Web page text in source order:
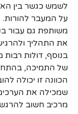
לשמש כגשר בין
על המעבר להורות.
משותפת גם עבור
את התהליך
בנוסף, דולות
של התמיכה,
הכוונה זו יכולה
שמכילה את
מרכיב חשוב